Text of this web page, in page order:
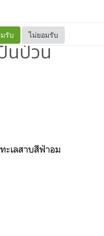
รับ ไม่ยอมรับ
นป่วน
เลสาบสีฟ้าอม